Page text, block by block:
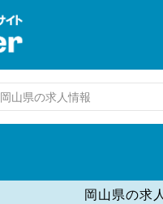
岡山県の求人情報
岡山県の求